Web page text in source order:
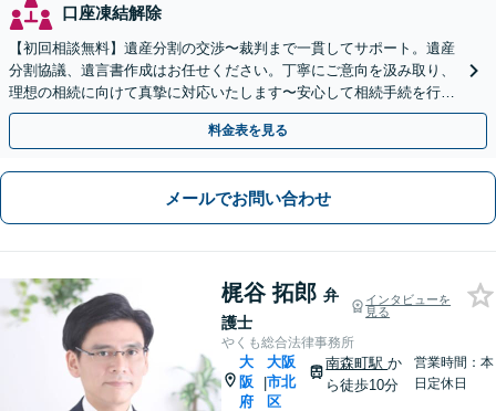
口座凍結解除
【初回相談無料】遺産分割の交渉〜裁判まで一貫してサポート。遺産
分割協議、遺言書作成はお任せください。丁寧にご意向を汲み取り、
理想の相続に向けて真摯に対応いたします〜安心して相続手続を行い
ましょう〜【北新地駅1分】
料金表を見る
メールでお問い合わせ
梶谷 拓郎 弁
護士
インタビューを
見る
やくも総合法律事務所
大
阪
府
|
大阪
市北
区
南森町駅か
ら徒歩10分
営業時間：本
日定休日